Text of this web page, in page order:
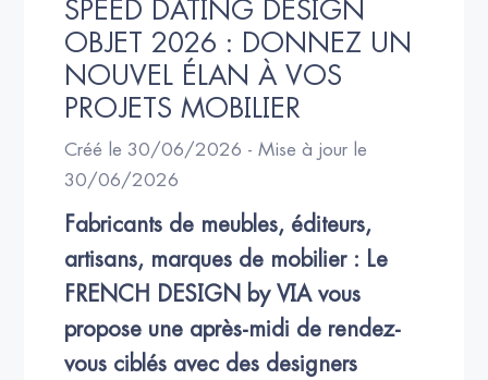
SPEED DATING DESIGN
OBJET 2026 : DONNEZ UN
NOUVEL ÉLAN À VOS
PROJETS MOBILIER
Créé le 30/06/2026 - Mise à jour le
30/06/2026
Fabricants de meubles, éditeurs,
artisans, marques de mobilier : Le
FRENCH DESIGN by VIA vous
propose une après-midi de rendez-
vous ciblés avec des designers